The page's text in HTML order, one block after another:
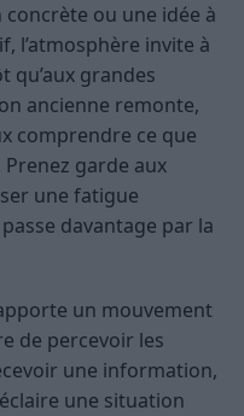
ou une idée à
l’atmosphère invite à
qu’aux grandes
ancienne remonte,
comprendre ce que
garde aux
une fatigue
davantage par la
un mouvement
de percevoir les
une information,
une situation